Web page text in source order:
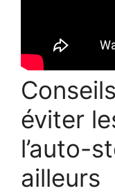
éviter
l’auto-
ailleurs